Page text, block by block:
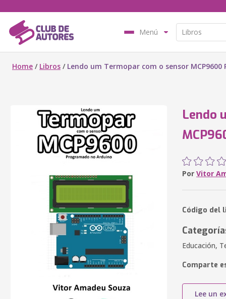
Menú
Home / Libros / Lendo um Termopar com o sensor
Lendo
Por Vitor
Código del
Educación,
Comparte
Lee un